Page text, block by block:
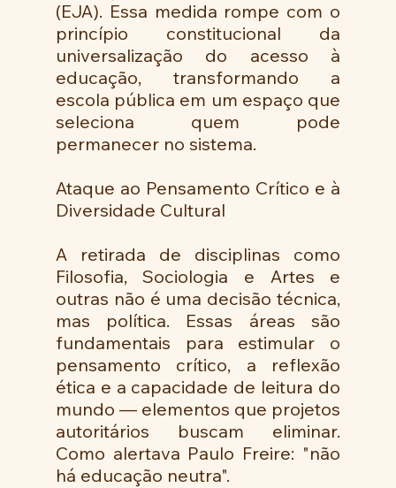
(EJA). Essa medida rompe com o
princípio constitucional da
universalização do acesso à
educação, transformando a
escola pública em um espaço que
seleciona quem pode
permanecer no sistema.
Ataque ao Pensamento Crítico e à
Diversidade Cultural
A retirada de disciplinas como
Filosofia, Sociologia e Artes e
outras não é uma decisão técnica,
mas política. Essas áreas são
fundamentais para estimular o
pensamento crítico, a reflexão
ética e a capacidade de leitura do
mundo — elementos que projetos
autoritários buscam eliminar.
Como alertava Paulo Freire: "não
há educação neutra".